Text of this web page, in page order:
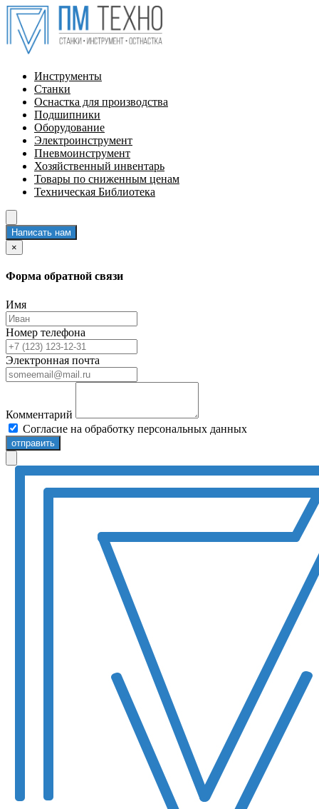
Инструменты
Станки
Оснастка для производства
Подшипники
Оборудование
Электроинструмент
Пневмоинструмент
Хозяйственный инвентарь
Товары по сниженным ценам
Техническая Библиотека
Написать нам
×
Форма обратной связи
Имя
Номер телефона
Электронная почта
Комментарий
Согласие на обработку персональных данных
отправить